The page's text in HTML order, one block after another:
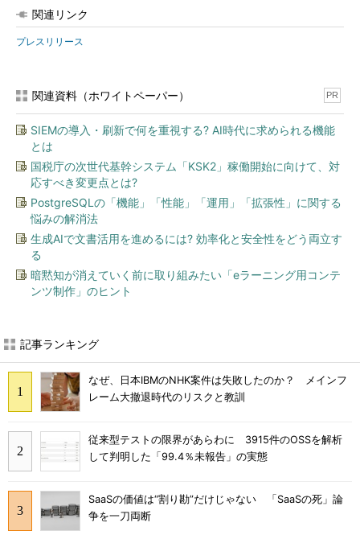
関連リンク
プレスリリース
関連資料（ホワイトペーパー） PR
SIEMの導入・刷新で何を重視する? AI時代に求められる機能
とは
国税庁の次世代基幹システム「KSK2」稼働開始に向けて、対
応すべき変更点とは?
PostgreSQLの「機能」「性能」「運用」「拡張性」に関する
悩みの解消法
生成AIで文書活用を進めるには? 効率化と安全性をどう両立す
る
暗黙知が消えていく前に取り組みたい「eラーニング用コンテ
ンツ制作」のヒント
記事ランキング
なぜ、日本IBMのNHK案件は失敗したのか？ メインフ
レーム大撤退時代のリスクと教訓
従来型テストの限界があらわに 3915件のOSSを解析
して判明した「99.4％未報告」の実態
SaaSの価値は“割り勘”だけじゃない 「SaaSの死」論
争を一刀両断